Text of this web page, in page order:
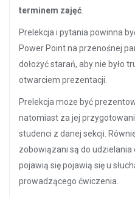
terminem zajęć
Prelekcja i pytania powinna
Power Point na przenośnej
dołożyć starań, aby nie było
otwarciem prezentacji.
Prelekcja może być
natomiast za jej
studenci z danej sekcji.
zobowiązani są do
pojawią się pojawią się u
prowadzącego ćwiczenia.